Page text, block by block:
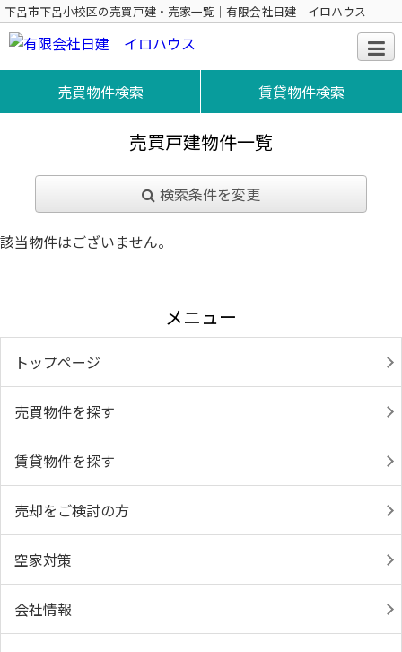
下呂市下呂小校区の売買戸建・売家一覧｜有限会社日建 イロハウス
売買物件検索 賃貸物件検索
売買戸建物件一覧
検索条件を変更
該当物件はございません。
メニュー
トップページ
売買物件を探す
賃貸物件を探す
売却をご検討の方
空家対策
会社情報